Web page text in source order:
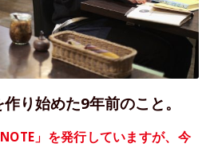
作り始めた9年前のこと。
」を発行していますが、今